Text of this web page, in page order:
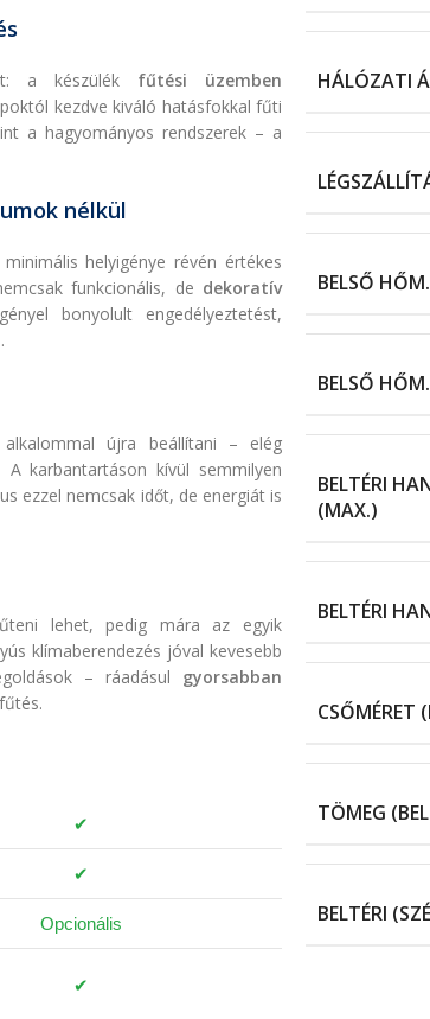
a készülék fűtési üzemben
kezdve kiváló hatásfokkal fűti
a hagyományos rendszerek – a
nélkül
helyigénye révén értékes
funkcionális, de dekoratív
bonyolult engedélyeztetést,
újra beállítani – elég
A karbantartáson kívül semmilyen
ezzel nemcsak időt, de energiát is
lehet, pedig mára az egyik
klímaberendezés jóval kevesebb
– ráadásul gyorsabban
✔
✔
Opcionális
✔
HÁLÓZATI
BELSŐ
BELSŐ
BELTÉRI
(MAX.)
BELTÉRI
CSŐMÉRET
TÖMEG
BELTÉRI